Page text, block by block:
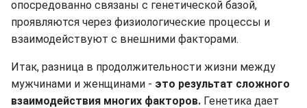
опосредованно связаны с генетической базой,
проявляются через физиологические процессы и
взаимодействуют с внешними факторами.
Итак, разница в продолжительности жизни между
мужчинами и женщинами - это результат сложного
взаимодействия многих факторов. Генетика дает